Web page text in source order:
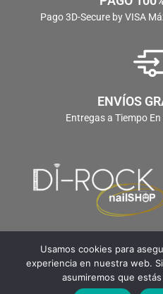
Pago 3D-Secure by VISA
ENVÍOS
Entregas a Tiempo
Usamos cookies para
experiencia en nuestra web.
asumiremos que